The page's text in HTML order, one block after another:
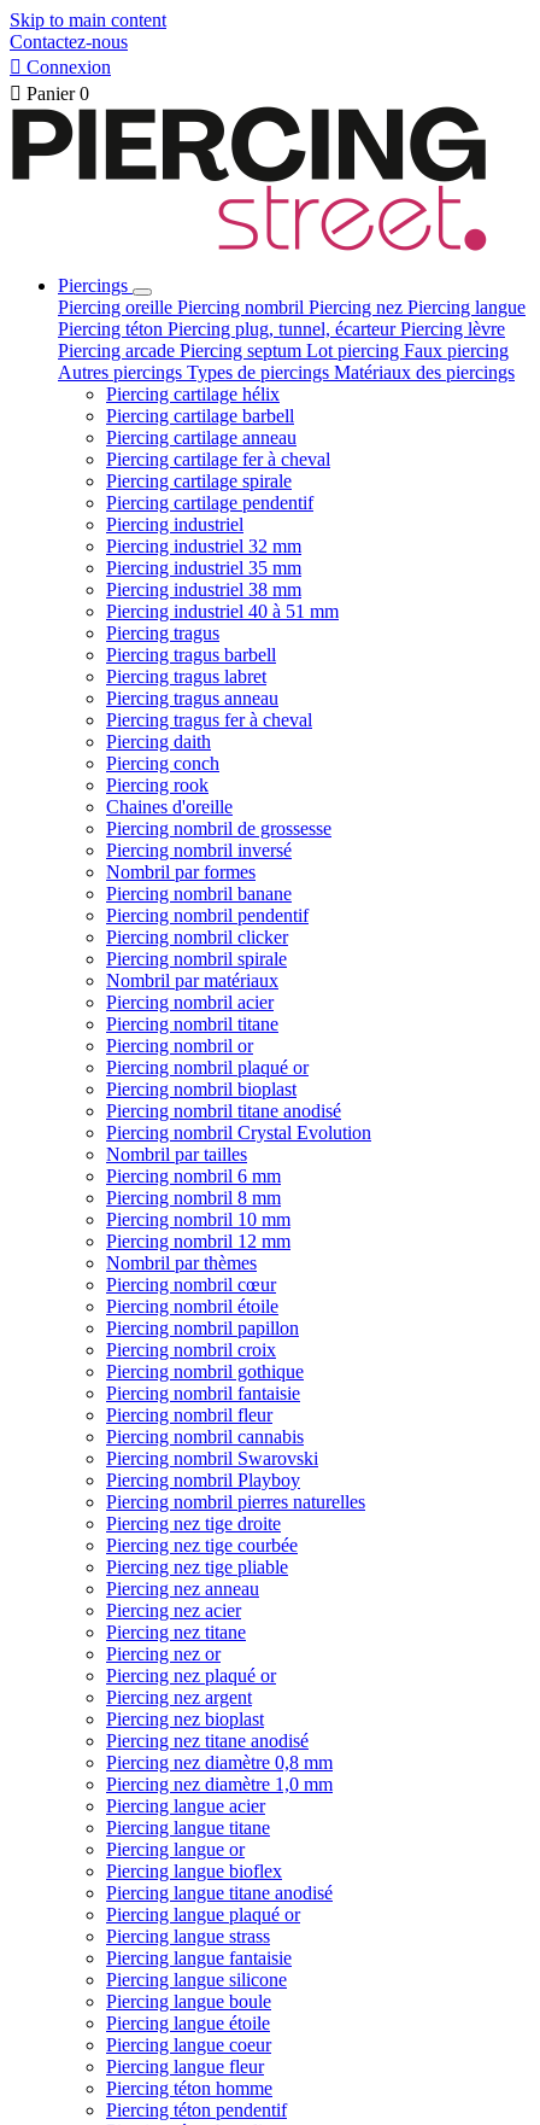
Skip to main content
Contactez-nous
 Connexion
 Panier 0
Piercings
Piercing oreille Piercing nombril Piercing nez Piercing langue
Piercing téton Piercing plug, tunnel, écarteurPiercing lèvre
Piercing arcade Piercing septum Lot piercing Faux piercing
Autres piercings Types de piercings Matériaux des piercings
Piercing cartilage hélix
Piercing cartilage barbell
Piercing cartilage anneau
Piercing cartilage fer à cheval
Piercing cartilage spirale
Piercing cartilage pendentif
Piercing industriel
Piercing industriel 32 mm
Piercing industriel 35 mm
Piercing industriel 38 mm
Piercing industriel 40 à 51 mm
Piercing tragus
Piercing tragus barbell
Piercing tragus labret
Piercing tragus anneau
Piercing tragus fer à cheval
Piercing daith
Piercing conch
Piercing rook
Chaines d'oreille
Piercing nombril de grossesse
Piercing nombril inversé
Nombril par formes
Piercing nombril banane
Piercing nombril pendentif
Piercing nombril clicker
Piercing nombril spirale
Nombril par matériaux
Piercing nombril acier
Piercing nombril titane
Piercing nombril or
Piercing nombril plaqué or
Piercing nombril bioplast
Piercing nombril titane anodisé
Piercing nombril Crystal Evolution
Nombril par tailles
Piercing nombril 6 mm
Piercing nombril 8 mm
Piercing nombril 10 mm
Piercing nombril 12 mm
Nombril par thèmes
Piercing nombril cœur
Piercing nombril étoile
Piercing nombril papillon
Piercing nombril croix
Piercing nombril gothique
Piercing nombril fantaisie
Piercing nombril fleur
Piercing nombril cannabis
Piercing nombril Swarovski
Piercing nombril Playboy
Piercing nombril pierres naturelles
Piercing nez tige droite
Piercing nez tige courbée
Piercing nez tige pliable
Piercing nez anneau
Piercing nez acier
Piercing nez titane
Piercing nez or
Piercing nez plaqué or
Piercing nez argent
Piercing nez bioplast
Piercing nez titane anodisé
Piercing nez diamètre 0,8 mm
Piercing nez diamètre 1,0 mm
Piercing langue acier
Piercing langue titane
Piercing langue or
Piercing langue bioflex
Piercing langue titane anodisé
Piercing langue plaqué or
Piercing langue strass
Piercing langue fantaisie
Piercing langue silicone
Piercing langue boule
Piercing langue étoile
Piercing langue coeur
Piercing langue fleur
Piercing téton homme
Piercing téton pendentif